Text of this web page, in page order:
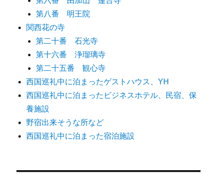
第八番 明王院
関西花の寺
第二十番 石光寺
第十六番 浄瑠璃寺
第二十五番 観心寺
西国巡礼中に泊まったゲストハウス、YH
西国巡礼中に泊まったビジネスホテル、民宿、保
養施設
野宿出来そうな所など
西国巡礼中に泊まった宿泊施設